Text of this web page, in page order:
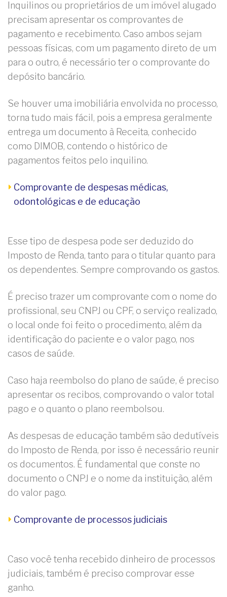
Inquilinos ou proprietários de um imóvel alugado
precisam apresentar os comprovantes de
pagamento e recebimento. Caso ambos sejam
pessoas físicas, com um pagamento direto de um
para o outro, é necessário ter o comprovante do
depósito bancário.
Se houver uma imobiliária envolvida no processo,
torna tudo mais fácil, pois a empresa geralmente
entrega um documento à Receita, conhecido
como DIMOB, contendo o histórico de
pagamentos feitos pelo inquilino.
Comprovante de despesas médicas,
odontológicas e de educação
Esse tipo de despesa pode ser deduzido do
Imposto de Renda, tanto para o titular quanto para
os dependentes. Sempre comprovando os gastos.
É preciso trazer um comprovante com o nome do
profissional, seu CNPJ ou CPF, o serviço realizado,
o local onde foi feito o procedimento, além da
identificação do paciente e o valor pago, nos
casos de saúde.
Caso haja reembolso do plano de saúde, é preciso
apresentar os recibos, comprovando o valor total
pago e o quanto o plano reembolsou.
As despesas de educação também são dedutíveis
do Imposto de Renda, por isso é necessário reunir
os documentos. É fundamental que conste no
documento o CNPJ e o nome da instituição, além
do valor pago.
Comprovante de processos judiciais
Caso você tenha recebido dinheiro de processos
judiciais, também é preciso comprovar esse
ganho.